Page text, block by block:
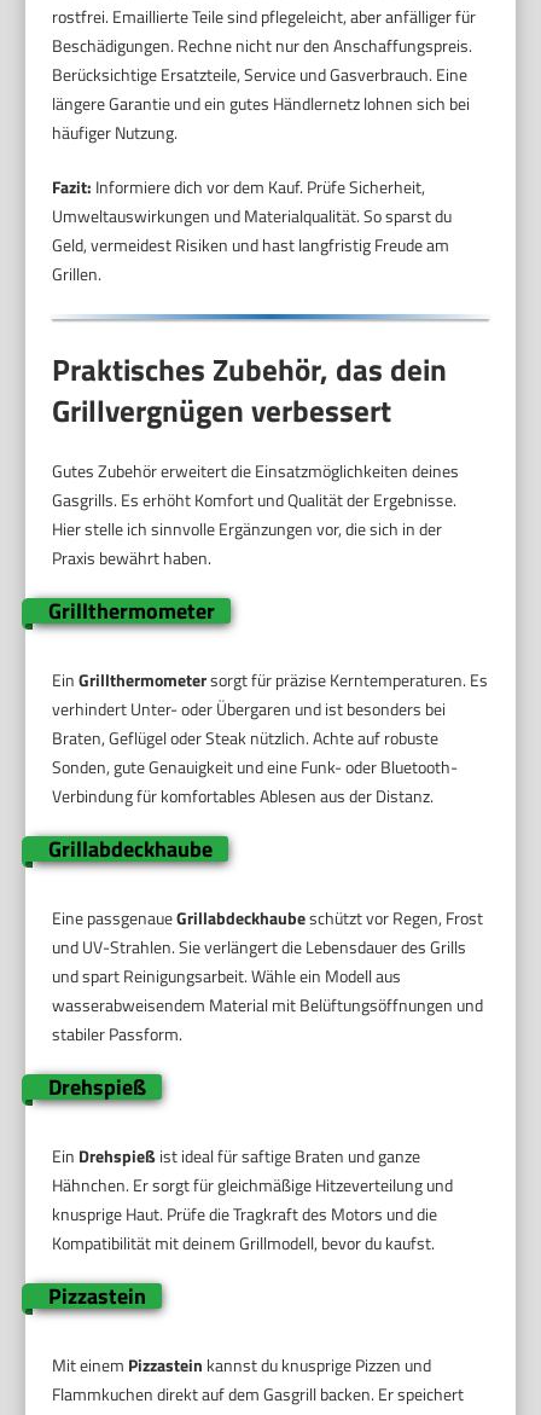
rostfrei. Emaillierte Teile sind pflegeleicht, aber anfälliger für
Beschädigungen. Rechne nicht nur den Anschaffungspreis.
Berücksichtige Ersatzteile, Service und Gasverbrauch. Eine
längere Garantie und ein gutes Händlernetz lohnen sich bei
häufiger Nutzung.
Fazit: Informiere dich vor dem Kauf. Prüfe Sicherheit,
Umweltauswirkungen und Materialqualität. So sparst du
Geld, vermeidest Risiken und hast langfristig Freude am
Grillen.
Praktisches Zubehör, das dein
Grillvergnügen verbessert
Gutes Zubehör erweitert die Einsatzmöglichkeiten deines
Gasgrills. Es erhöht Komfort und Qualität der Ergebnisse.
Hier stelle ich sinnvolle Ergänzungen vor, die sich in der
Praxis bewährt haben.
Grillthermometer
EinGrillthermometersorgt für präzise Kerntemperaturen. Es
verhindert Unter- oder Übergaren und ist besonders bei
Braten, Geflügel oder Steak nützlich. Achte auf robuste
Sonden, gute Genauigkeit und eine Funk- oder Bluetooth-
Verbindung für komfortables Ablesen aus der Distanz.
Grillabdeckhaube
Eine passgenaueGrillabdeckhaubeschützt vor Regen, Frost
und UV-Strahlen. Sie verlängert die Lebensdauer des Grills
und spart Reinigungsarbeit. Wähle ein Modell aus
wasserabweisendem Material mit Belüftungsöffnungen und
stabiler Passform.
Drehspieß
Ein Drehspießist ideal für saftige Braten und ganze
Hähnchen. Er sorgt für gleichmäßige Hitzeverteilung und
knusprige Haut. Prüfe die Tragkraft des Motors und die
Kompatibilität mit deinem Grillmodell, bevor du kaufst.
Pizzastein
Mit einem Pizzastein kannst du knusprige Pizzen und
Flammkuchen direkt auf dem Gasgrill backen. Er speichert